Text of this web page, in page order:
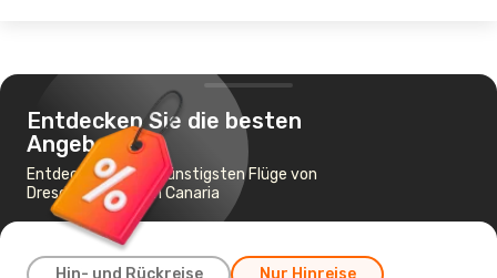
Entdecken Sie die besten
Angebote
Entdecken Sie die günstigsten Flüge von
Dresden nach Gran Canaria
Hin- und Rückreise Nur Hinreise